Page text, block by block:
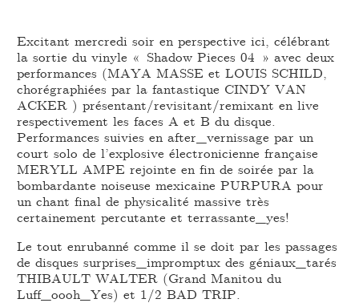
Excitant mercredi soir en perspective ici, célébrant
la sortie du vinyle « Shadow Pieces 04 » avec deux
performances (MAYA MASSE et LOUIS SCHILD,
chorégraphiées par la fantastique CINDY VAN
ACKER ) présentant/revisitant/remixant en live
respectivement les faces A et B du disque.
Performances suivies en after_vernissage par un
court solo de l’explosive électronicienne française
MERYLL AMPE rejointe en fin de soirée par la
bombardante noiseuse mexicaine PURPURA pour
un chant final de physicalité massive très
certainement percutante et terrassante_yes!
Le tout enrubanné comme il se doit par les passages
de disques surprises_impromptux des géniaux_tarés
THIBAULT WALTER (Grand Manitou du
Luff_oooh_Yes) et 1/2 BAD TRIP.